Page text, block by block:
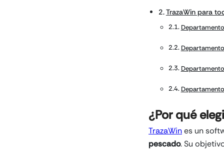
TrazaWin para
¿Por qué
TrazaWines un
pescado. Su